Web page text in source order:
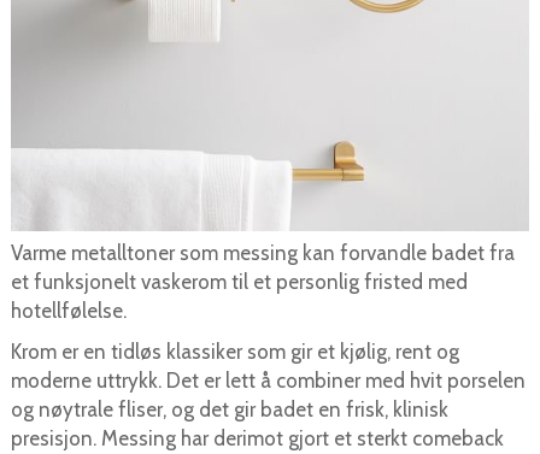
Varme metalltoner som messing kan forvandle badet fra
et funksjonelt vaskerom til et personlig fristed med
hotellfølelse.
Krom er en tidløs klassiker som gir et kjølig, rent og
moderne uttrykk. Det er lett å combiner med hvit porselen
og nøytrale fliser, og det gir badet en frisk, klinisk
presisjon. Messing har derimot gjort et sterkt comeback